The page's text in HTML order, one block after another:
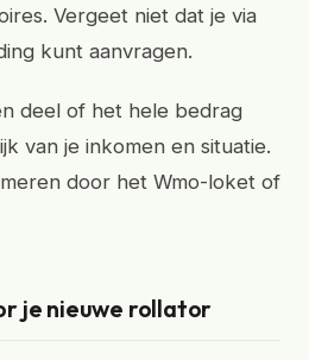
Vergeet niet dat je via
kunt aanvragen.
deel of het hele bedrag
van je inkomen en situatie.
door het Wmo-loket of
je nieuwe rollator